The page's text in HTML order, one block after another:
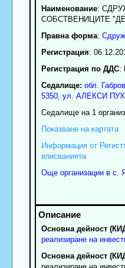
Наименование:
СОБСТВЕНИЦИТЕ
Правна форма:
Регистрация:
Регистрация по ДДС:
Седалище: обл.
5350, ул. АЛЕКСИ
Седалище на 1
Показване на картата
Информация от
вписванията
Още организации в с.
Основна дейност
реализиране на
Основна дейност